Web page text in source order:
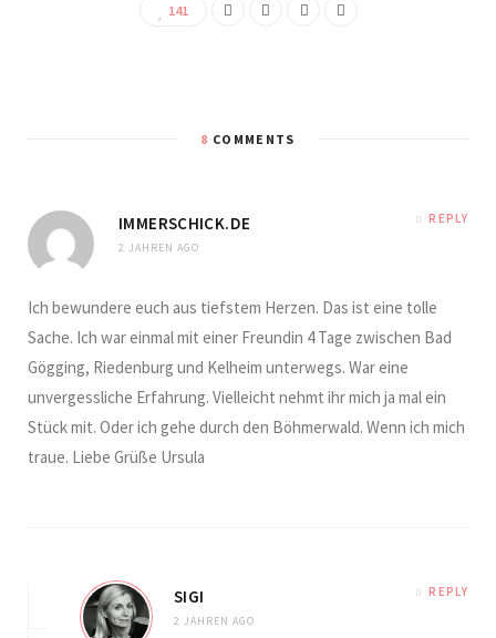
141
8 COMMENTS
IMMERSCHICK.DE
2 JAHREN AGO
REPLY
Ich bewundere euch aus tiefstem Herzen. Das ist eine tolle
Sache. Ich war einmal mit einer Freundin 4 Tage zwischen Bad
Gögging, Riedenburg und Kelheim unterwegs. War eine
unvergessliche Erfahrung. Vielleicht nehmt ihr mich ja mal ein
Stück mit. Oder ich gehe durch den Böhmerwald. Wenn ich mich
traue. Liebe Grüße Ursula
SIGI
2 JAHREN AGO
REPLY